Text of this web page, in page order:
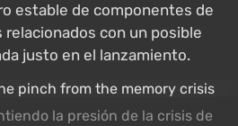
estable de componentes de
relacionados con un posible
justo en el lanzamiento.
la presión de la crisis de